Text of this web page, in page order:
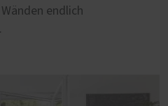
endlich